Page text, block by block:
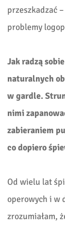
przeszkadzać
problemy
Jak radzą
naturalnych
w gardle.
nimi
zabieraniem
co dopiero
Od wielu lat
operowych i w
zrozumiałam,